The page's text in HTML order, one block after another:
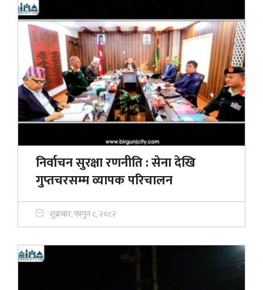
निर्वाचन सुरक्षा रणनीति : सेना देखि
गुप्तचरसम्म व्यापक परिचालन
शुक्रबार, फागुन ८, २०८२